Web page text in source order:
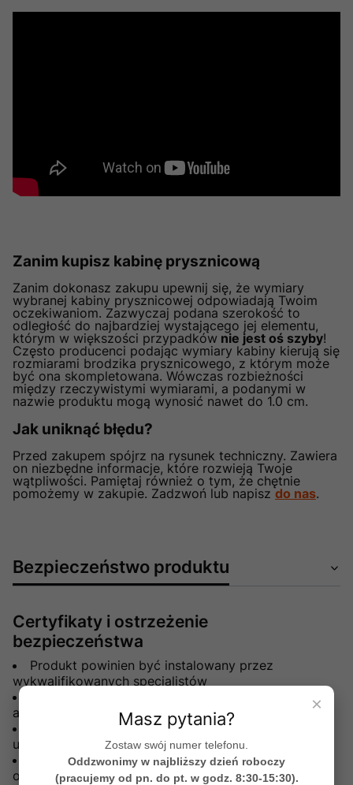
Zanim kupisz kabinę prysznicową
Zanim dokonasz zakupu upewnij się, że wymiary
wybranej kabiny prysznicowej odpowiadają Twoim
oczekiwaniom. Zazwyczaj podana szerokość to
odległość do najbardziej wystającego jej elementu,
którym w większości przypadków nie jest oś szyby!
Często producenci podając wymiary kabiny kierują się
rozmiarami brodzika prysznicowego, z którym może
być ona skompletowana. Wówczas rozbieżności
między rzeczywistymi wymiarami, a podanymi w
nazwie produktu mogą wynosić nawet do 1.0 cm.
Jak uniknąć błędu?
Przed zakupem spójrz na rysunek techniczny. Zawiera
on niezbędne informacje, które rozwieją Twoje
wątpliwości. Pamiętaj również o tym, że chętnie
pomożemy w zakupie. Zadzwoń lub napiszdo nas.
Bezpieczeństwo produktu
Certyfikaty i ostrzeżenie
bezpieczeństwa
Produkt powinien być instalowany przez
wykwalifikowanych specjalistów
Po rozpakowaniu należy sprawdzić, czy produkt i
akcesoria są w stanie nadającym się do użytku.
Jeśli podczas transportu zostaną wykryte
uszkodzenia należy skontaktować się ze sprzedawcą
Producent nie odpowiada za uszkodzenia mienia,
obrażenia ciała spowodowane niewłaściwą obsługą.
×
Masz pytania?
Zostaw swój numer telefonu.
Oddzwonimy w najbliższy dzień roboczy
(pracujemy od pn. do pt. w godz. 8:30-15:30).